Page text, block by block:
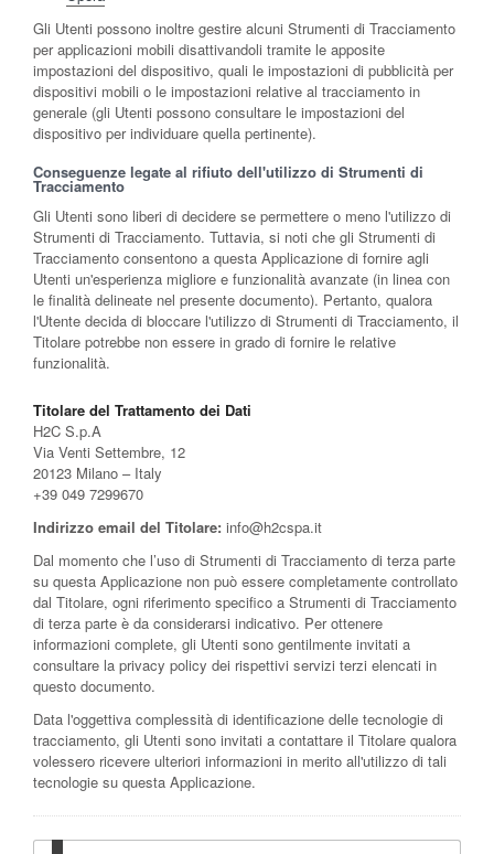
Gli Utenti possono inoltre gestire alcuni Strumenti di Tracciamento
per applicazioni mobili disattivandoli tramite le apposite
impostazioni del dispositivo, quali le impostazioni di pubblicità per
dispositivi mobili o le impostazioni relative al tracciamento in
generale (gli Utenti possono consultare le impostazioni del
dispositivo per individuare quella pertinente).
Conseguenze legate al rifiuto dell'utilizzo di Strumenti di
Tracciamento
Gli Utenti sono liberi di decidere se permettere o meno l'utilizzo di
Strumenti di Tracciamento. Tuttavia, si noti che gli Strumenti di
Tracciamento consentono a questa Applicazione di fornire agli
Utenti un'esperienza migliore e funzionalità avanzate (in linea con
le finalità delineate nel presente documento). Pertanto, qualora
l'Utente decida di bloccare l'utilizzo di Strumenti di Tracciamento, il
Titolare potrebbe non essere in grado di fornire le relative
funzionalità.
Titolare del Trattamento dei Dati
H2C S.p.A
Via Venti Settembre, 12
20123 Milano – Italy
+39 049 7299670
Indirizzo email del Titolare: info@h2cspa.it
Dal momento che l’uso di Strumenti di Tracciamento di terza parte
su questa Applicazione non può essere completamente controllato
dal Titolare, ogni riferimento specifico a Strumenti di Tracciamento
di terza parte è da considerarsi indicativo. Per ottenere
informazioni complete, gli Utenti sono gentilmente invitati a
consultare la privacy policy dei rispettivi servizi terzi elencati in
questo documento.
Data l'oggettiva complessità di identificazione delle tecnologie di
tracciamento, gli Utenti sono invitati a contattare il Titolare qualora
volessero ricevere ulteriori informazioni in merito all'utilizzo di tali
tecnologie su questa Applicazione.